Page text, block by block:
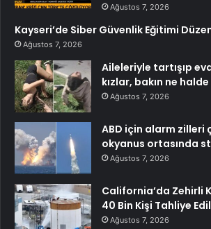
Ağustos 7, 2026
Kayseri’de Siber Güvenlik Eğitimi
Ağustos 7, 2026
Aileleriyle tartışıp
kızlar, bakın ne
Ağustos 7, 2026
ABD için alarm zilleri
okyanus ortasında
Ağustos 7, 2026
California’da Zehirli
40 Bin Kişi Tahliye
Ağustos 7, 2026